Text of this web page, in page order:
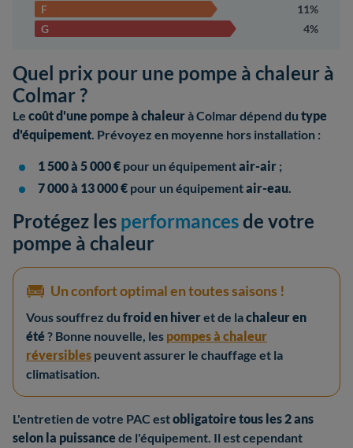
F
11%
G
4%
Quel prix pour une pompe à chaleur à
Colmar ?
Le coût d'une pompe à chaleurà Colmar dépend du type
d'équipement. Prévoyez en moyenne hors installation :
1 500 à 5 000 € pour un équipementair-air ;
7 000 à 13 000 € pour un équipementair-eau.
Protégez les performancesde votre
pompe à chaleur
Un confort optimal en toutes saisons !
Vous souffrez du froid en hiveret de lachaleur en
été ? Bonne nouvelle, les pompes à chaleur
réversibles peuvent assurer le chauffage et la
climatisation.
L'entretien de votre PAC estobligatoire tous les 2 ans
selon la puissance de l'équipement. Il est cependant